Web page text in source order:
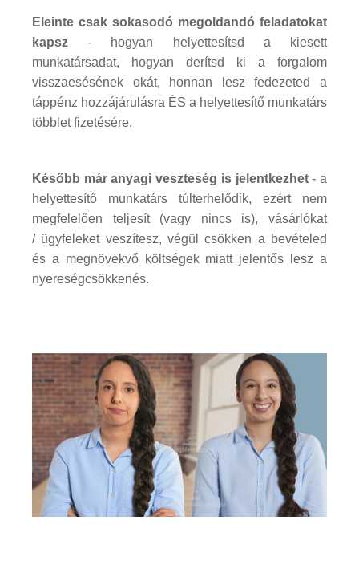
Eleinte csak sokasodó megoldandó feladatokat
kapsz - hogyan helyettesítsd a kiesett
munkatársadat, hogyan derítsd ki a forgalom
visszaesésének okát, honnan lesz fedezeted a
táppénz hozzájárulásra ÉS a helyettesítő munkatárs
többlet fizetésére.
Később már anyagi veszteség is jelentkezhet- a
helyettesítő munkatárs túlterhelődik, ezért nem
megfelelően teljesít (vagy nincs is), vásárlókat
/ ügyfeleket veszítesz, végül csökken a bevételed
és a megnövekvő költségek miatt jelentős lesz a
nyereségcsökkenés.